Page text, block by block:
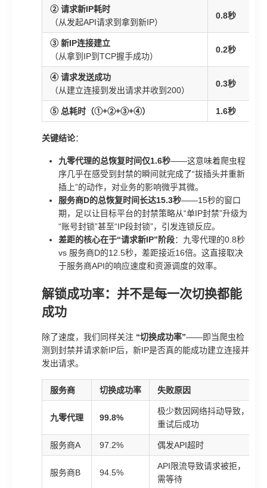
② 请求新IP耗时
（从发起API请求到拿到新IP）
0.8秒
③ 新IP连接建立
（从拿到IP到TCP握手成功）
0.2秒
④ 请求发送成功
（从建立连接到发出请求并收到200）
0.3秒
⑤ 总耗时（①+②+③+④） 1.6秒
关键结论：
九零代理的总恢复时间仅1.6秒——这意味着爬虫程
序几乎在感受到封禁的瞬间就完成了“拔插头并重新
插上”的动作，对业务的影响微乎其微。
服务商D的总恢复时间长达15.3秒——15秒的窗口
期，足以让目标平台的封禁策略从“单IP封禁”升级为
“账号封锁”甚至“IP段封锁”，引发连锁反应。
差距的核心在于“请求新IP”阶段：九零代理的0.8秒
vs 服务商D的12.5秒，差距接近16倍。这直接取决
于服务商API的响应速度和资源调度的效率。
解锁成功率：并不是每一次切换都能
成功
除了速度，我们同样关注 “切换成功率”——即当爬虫检
测到封禁并请求新IP后，新IP是否真的能成功建立连接并
发出请求。
服务商 切换成功率 失败原因
九零代理 99.8%
极少数因网络抖动导致，
重试后成功
服务商A 97.2% 偶发API超时
服务商B 94.5%
API限流导致请求被拒，
需等待